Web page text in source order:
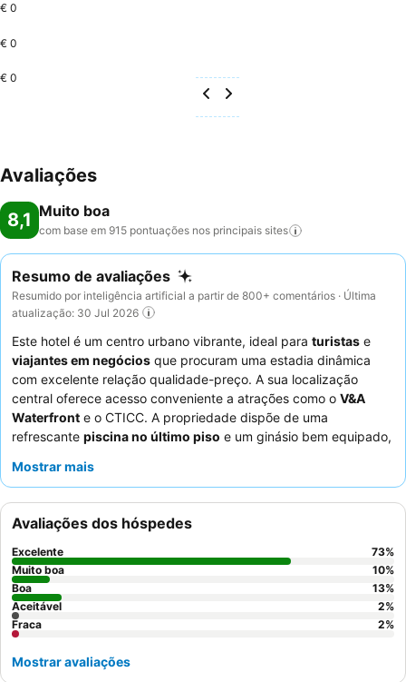
€ 0
€ 0
€ 0
Avaliações
8,1 Muito boa
com base em 915 pontuações nos principais sites
Resumo de avaliações
Resumido por inteligência artificial a partir de 800+ comentários · Última
atualização: 30 Jul 2026
Este hotel é um centro urbano vibrante, ideal para turistas e
viajantes em negócios que procuram uma estadia dinâmica
com excelente relação qualidade-preço. A sua localização
central oferece acesso conveniente a atrações como o V&A
Waterfront e o CTICC. A propriedade dispõe de uma
refrescante piscina no último piso e um ginásio bem equipado,
fitness. Os hóspedes elogiam consistentemente os
almoço buffet
de alta qualidade. Para uma experiência mais
tranquila, os hóspedes podem preferir quartos que não estejam
virados para a rua.
Mostrar mais
Avaliações dos hóspedes
Excelente 73%
Muito boa
10%
Boa
13%
Aceitável
2%
Fraca
2%
Mostrar avaliações